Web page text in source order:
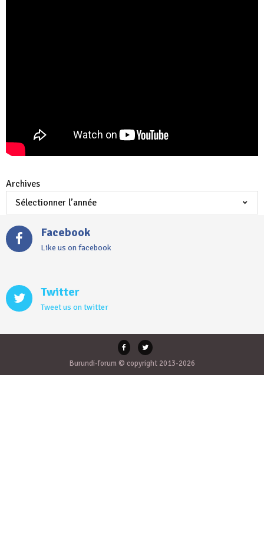
Archives
Facebook
Like us on facebook
Twitter
Tweet us on twitter
Burundi-forum © copyright 2013-2026